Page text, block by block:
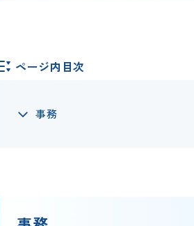
ページ内目次
事務